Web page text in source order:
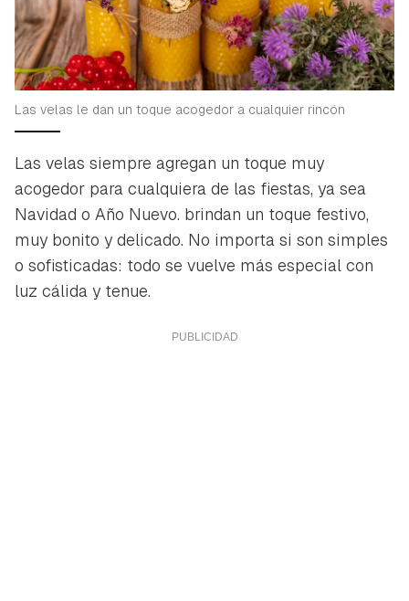
Las velas le dan un toque acogedor a cualquier rincón
Las velas siempre agregan un toque muy
acogedor para cualquiera de las fiestas, ya sea
Navidad o Año Nuevo. brindan un toque festivo,
muy bonito y delicado. No importa si son simples
o sofisticadas: todo se vuelve más especial con
luz cálida y tenue.